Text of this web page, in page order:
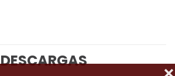
DESCARGAS